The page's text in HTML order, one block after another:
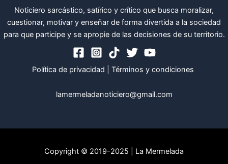
Noticiero sarcástico, satírico y crítico que busca moralizar,
cuestionar, motivar y enseñar de forma divertida a la sociedad
para que participe y se apropie de las decisiones de su territorio.
Política de privacidad Términos y condiciones
lamermeladanoticiero@gmail.com
Copyright © 2019-2025 | La Mermelada